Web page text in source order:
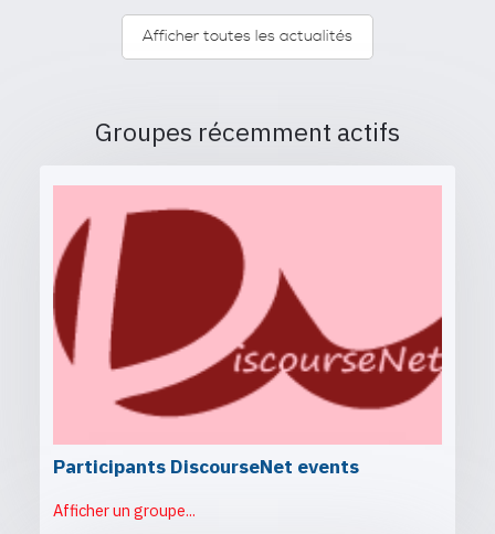
Afficher toutes les actualités
Groupes récemment actifs
Participants DiscourseNet events
Afficher un groupe...